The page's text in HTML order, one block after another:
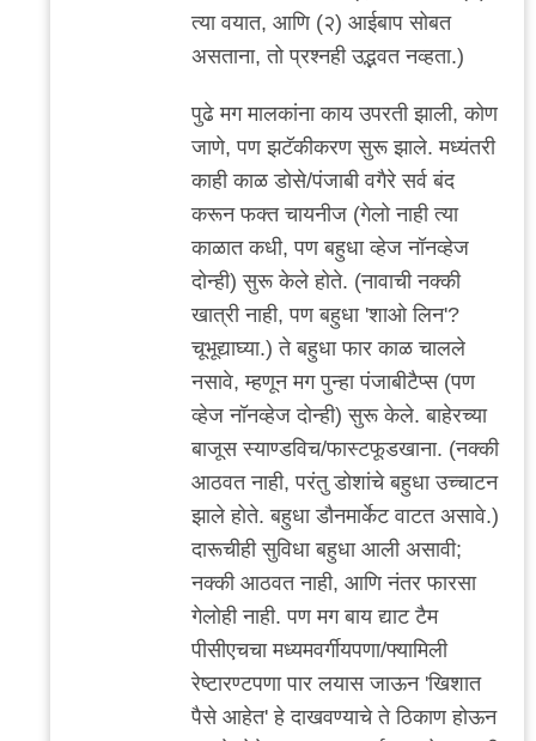
त्या वयात, आणि (२) आईबाप सोबत
असताना, तो प्रश्नही उद्भवत नव्हता.)
पुढे मग मालकांना काय उपरती झाली, कोण
जाणे, पण झटॅकीकरण सुरू झाले. मध्यंतरी
काही काळ डोसे/पंजाबी वगैरे सर्व बंद
करून फक्त चायनीज (गेलो नाही त्या
काळात कधी, पण बहुधा व्हेज नॉनव्हेज
दोन्ही) सुरू केले होते. (नावाची नक्की
खात्री नाही, पण बहुधा 'शाओ लिन'?
चूभूद्याघ्या.) ते बहुधा फार काळ चालले
नसावे, म्हणून मग पुन्हा पंजाबीटैप्स (पण
व्हेज नॉनव्हेज दोन्ही) सुरू केले. बाहेरच्या
बाजूस स्याण्डविच/फास्टफूडखाना. (नक्की
आठवत नाही, परंतु डोशांचे बहुधा उच्चाटन
झाले होते. बहुधा डौनमार्केट वाटत असावे.)
दारूचीही सुविधा बहुधा आली असावी;
नक्की आठवत नाही, आणि नंतर फारसा
गेलोही नाही. पण मग बाय द्याट टैम
पीसीएचचा मध्यमवर्गीयपणा/फ्यामिली
रेष्टारण्टपणा पार लयास जाऊन 'खिशात
पैसे आहेत' हे दाखवण्याचे ते ठिकाण होऊन